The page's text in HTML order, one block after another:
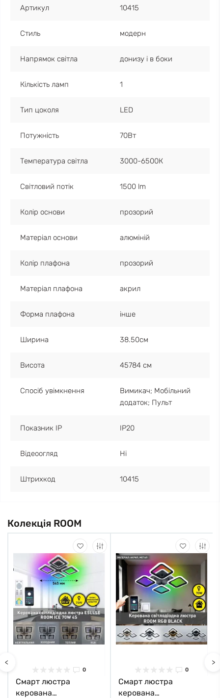
Артикул 10415
Стиль модерн
Напрямок світла донизу і в боки
Кількість ламп 1
Тип цоколя LED
Потужність 70Вт
Температура світла 3000-6500К
Світловий потік 1500 lm
Колір основи прозорий
Матеріал основи алюміній
Колір плафона прозорий
Матеріал плафона акрил
Форма плафона інше
Ширина 38.50см
Висота 45784 см
Спосіб увімкнення
Вимикач; Мобільний
додаток; Пульт
Показник IP IP20
Відеоогляд Ні
Штрихкод 10415
Колекція ROOM
<
0
Смарт люстра
керована
0
Смарт люстра
керована
>